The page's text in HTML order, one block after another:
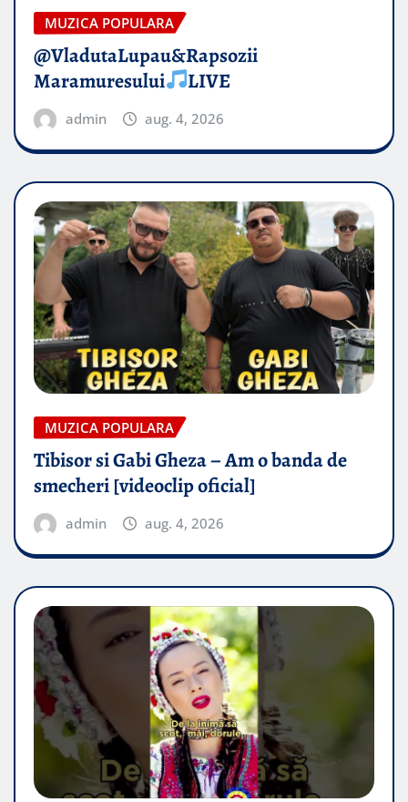
MUZICA POPULARA
@VladutaLupau&Rapsozii
Maramuresului
LIVE
admin aug. 4, 2026
MUZICA POPULARA
Tibisor si Gabi Gheza – Am o banda de
smecheri [videoclip oficial]
admin aug. 4, 2026